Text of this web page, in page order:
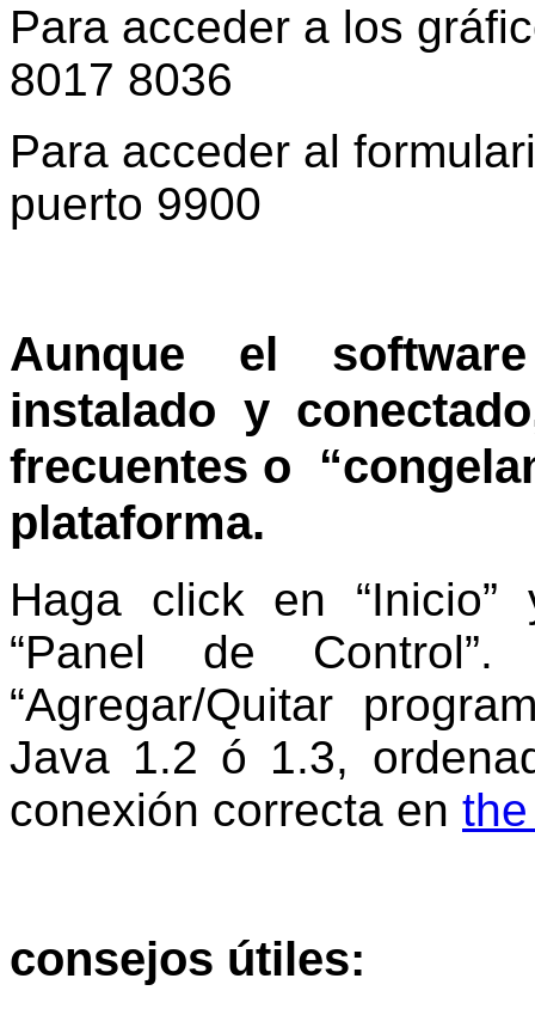
Para acceder a los
8017 8036
Para acceder al
puerto 9900
Aunque el
instalado y
frecuentes o
plataforma.
Haga click en “Inicio”
“Panel de
“Agregar/Quitar
Java 1.2 ó 1.3,
conexión correcta en
consejos útiles: